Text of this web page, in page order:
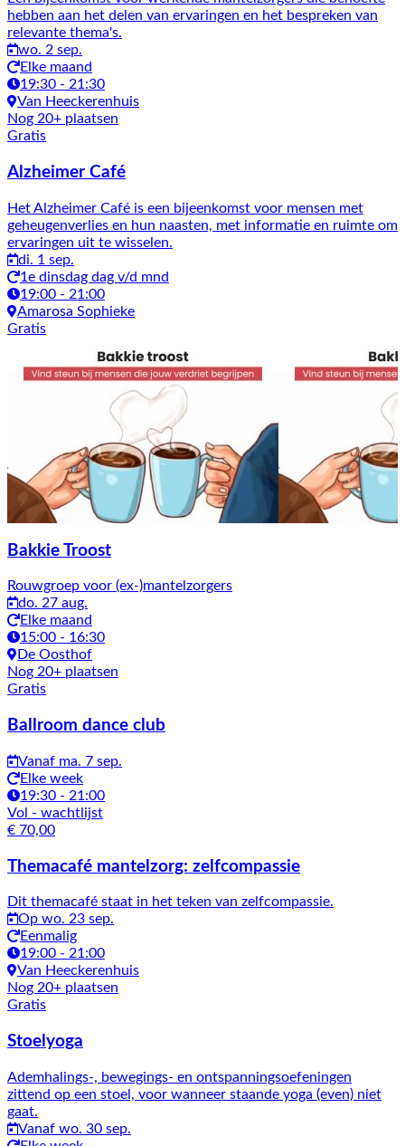
hebben aan het delen van ervaringen en het bespreken van
relevante thema's.
wo. 2 sep.
Elke maand
19:30 - 21:30
Van Heeckerenhuis
Nog 20+ plaatsen
Gratis
Alzheimer Café
Het Alzheimer Café is een bijeenkomst voor mensen met
geheugenverlies en hun naasten, met informatie en ruimte om
ervaringen uit te wisselen.
di. 1 sep.
1e dinsdag dag v/d mnd
19:00 - 21:00
Amarosa Sophieke
Gratis
Bakkie Troost
Rouwgroep voor (ex-)mantelzorgers
do. 27 aug.
Elke maand
15:00 - 16:30
De Oosthof
Nog 20+ plaatsen
Gratis
Ballroom dance club
Vanaf ma. 7 sep.
Elke week
19:30 - 21:00
Vol - wachtlijst
€ 70,00
Themacafé mantelzorg: zelfcompassie
Dit themacafé staat in het teken van zelfcompassie.
Op wo. 23 sep.
Eenmalig
19:00 - 21:00
Van Heeckerenhuis
Nog 20+ plaatsen
Gratis
Stoelyoga
Ademhalings-, bewegings- en ontspanningsoefeningen
zittend op een stoel, voor wanneer staande yoga (even) niet
gaat.
Vanaf wo. 30 sep.